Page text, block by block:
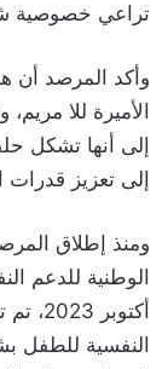
تراعي خصوصية
وأكد المرصد أن
الأميرة للا
إلى أنها تشكل
إلى تعزيز
ومنذ إطلاق
النفسية للطفل